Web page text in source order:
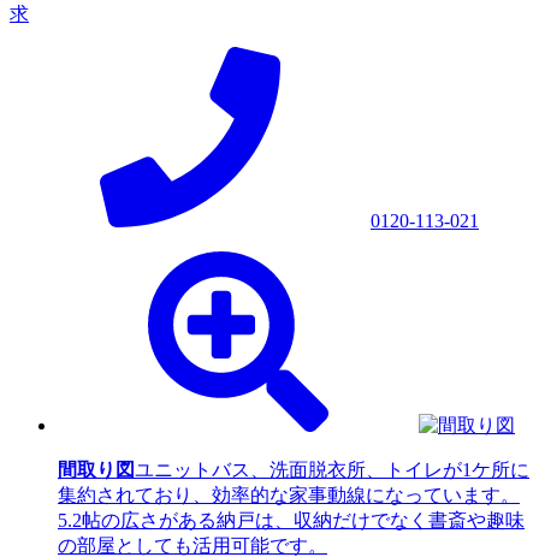
求
0120-113-021
間取り図ユニットバス、洗面脱衣所、トイレが1ケ所に
集約されており、効率的な家事動線になっています。
5.2帖の広さがある納戸は、収納だけでなく書斎や趣味
の部屋としても活用可能です。